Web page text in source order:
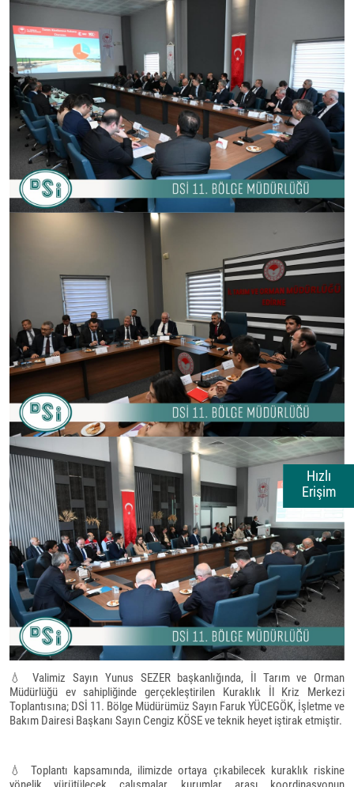
Hızlı
Erişim
💧
Valimiz Sayın Yunus SEZER başkanlığında, İl Tarım ve Orman
Müdürlüğü ev sahipliğinde gerçekleştirilen Kuraklık İl Kriz Merkezi
Toplantısına; DSİ 11. Bölge Müdürümüz Sayın Faruk YÜCEGÖK, İşletme ve
Bakım Dairesi Başkanı Sayın Cengiz KÖSE ve teknik heyet iştirak etmiştir.
💧
Toplantı kapsamında, ilimizde ortaya çıkabilecek kuraklık riskine